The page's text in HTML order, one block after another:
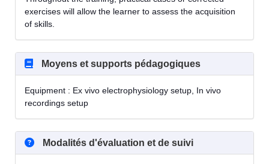
exercises will allow the learner to assess the acquisition
of skills.
Moyens et supports pédagogiques
Equipment : Ex vivo electrophysiology setup, In vivo
recordings setup
Modalités d'évaluation et de suivi